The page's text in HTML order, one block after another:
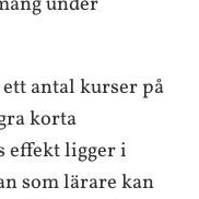
antal kurser på
korta
effekt ligger i
som lärare kan